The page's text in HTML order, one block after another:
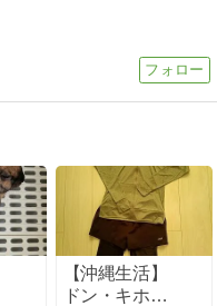
【沖縄生活】
ドン・キホー